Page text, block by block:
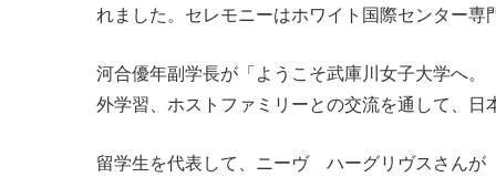
れました。セレモニーはホワイト国際センター
河合優年副学長が「ようこそ武庫川女子大学へ。
外学習、ホストファミリーとの交流を通して、
留学生を代表して、ニーヴ ハーグリヴスさんが